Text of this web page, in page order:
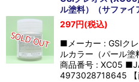
ル塗料）（サファイ
297円(税込)
■メーカー : GSIク
ルカラー（パール
商品番号 : XC05
4973028718645